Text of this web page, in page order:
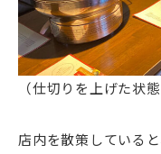
（仕切りを上げた状態
店内を散策している